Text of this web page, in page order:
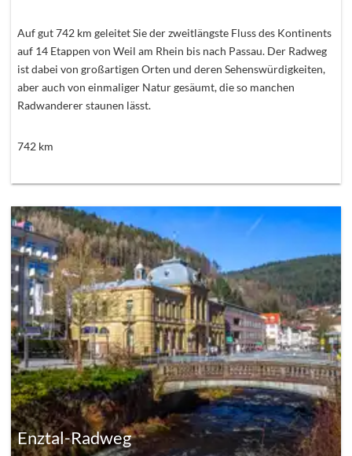
Auf gut 742 km geleitet Sie der zweitlängste Fluss des Kontinents
auf 14 Etappen von Weil am Rhein bis nach Passau. Der Radweg
ist dabei von großartigen Orten und deren Sehenswürdigkeiten,
aber auch von einmaliger Natur gesäumt, die so manchen
Radwanderer staunen lässt.
742km
Enztal-Radweg